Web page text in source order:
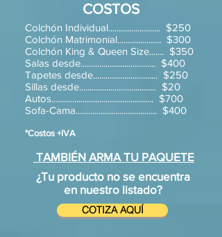
COTIZA AQUÍ
Colchón Individual......................... $250
Colchón Matrimonial..................... $300
Colchón King & Queen Size....... $350
Salas desde.................................... $400
Tapetes desde............................... $250
Sillas desde..................................... $20
Autos................................................. $700
Sofa-Cama....................................... $400
*Costos +IVA
TAMBIÉN ARMA TU PAQUETE
COSTOS
¿Tu producto no se encuentra
en nuestro listado?